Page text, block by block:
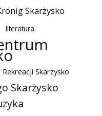
Skarżysko
literatura
Skarżysko
Skarżysko